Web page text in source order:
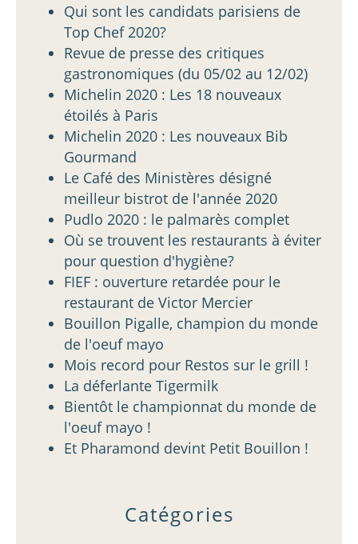
Catégories
Qui sont les candidats parisiens de
Top Chef 2020?
Revue de presse des critiques
gastronomiques (du 05/02 au 12/02)
Michelin 2020 : Les 18 nouveaux
étoilés à Paris
Michelin 2020 : Les nouveaux Bib
Gourmand
Le Café des Ministères désigné
meilleur bistrot de l'année 2020
Pudlo 2020 : le palmarès complet
Où se trouvent les restaurants à éviter
pour question d'hygiène?
FIEF : ouverture retardée pour le
restaurant de Victor Mercier
Bouillon Pigalle, champion du monde
de l'oeuf mayo
Mois record pour Restos sur le grill !
La déferlante Tigermilk
Bientôt le championnat du monde de
l'oeuf mayo !
Et Pharamond devint Petit Bouillon !